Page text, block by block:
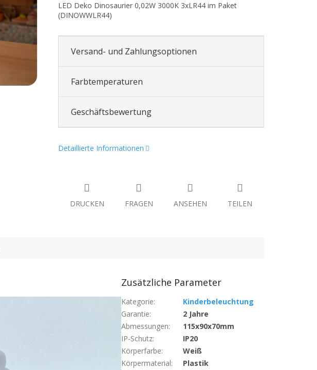
LED Deko Dinosaurier 0,02W 3000K 3xLR44 im Paket
(DINOWWLR44)
Versand- und Zahlungsoptionen
Farbtemperaturen
Geschäftsbewertung
Detaillierte Informationen
DRUCKEN FRAGEN ANSEHEN TEILEN
Zusätzliche Parameter
Kategorie:
Kinderbeleuchtung
Garantie:
2 Jahre
Abmessungen:
115x90x70mm
IP-Schutz:
IP20
Körperfarbe:
Weiß
Körpermaterial:
Plastik